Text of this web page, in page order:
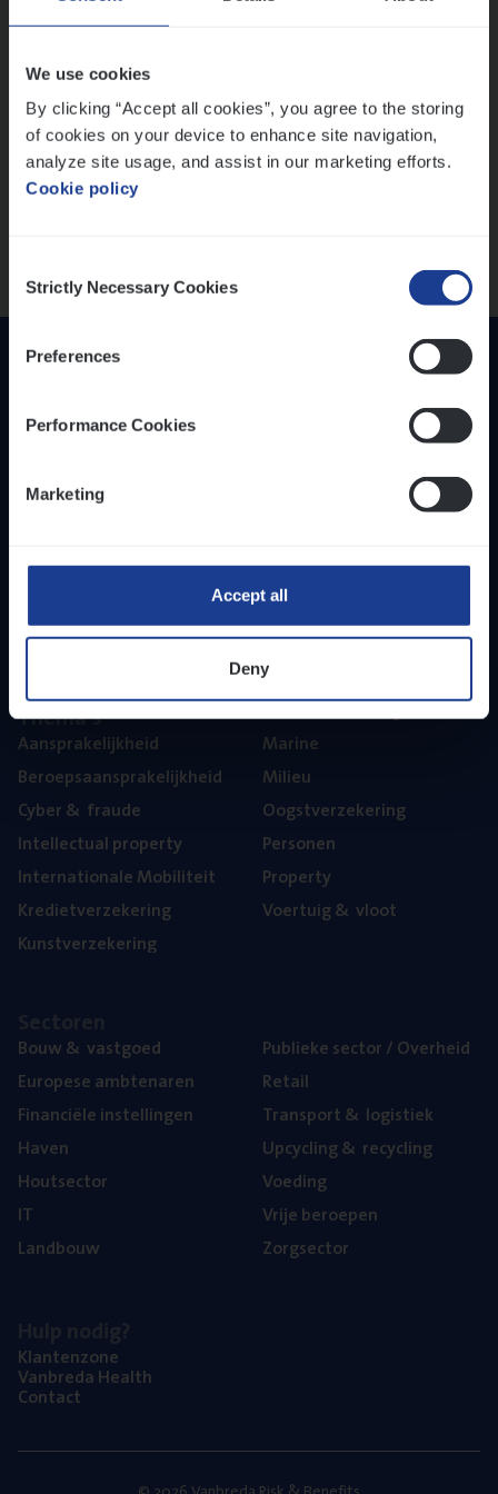
We use cookies
By clicking “Accept all cookies”, you agree to the storing
of cookies on your device to enhance site navigation,
analyze site usage, and assist in our marketing efforts.
Cookie policy
Selection
Strictly Necessary Cookies
Preferences
Performance Cookies
Marketing
Accept all
Deny
Sales Management
Loca­tie
Provincie Antwerpen
Lees onze verhalen
Meer dan collega’s: hoe Julie en Aurélie elkaar
versterken
Mathias houdt van diepgaande dossiers én droge
humor
Duur­zaam­heid
Diver­si­teit, gelijk­waar­dig­heid en inclusie
Part­ner­ships
The­ma’s
Aan­spra­ke­lijk­heid
Beroeps­aan­spra­ke­lijk­heid
Cyber& fraude
Intel­lec­tu­al property
Inter­na­ti­o­na­le Mobiliteit
Kre­diet­ver­ze­ke­ring
Kunst­ver­ze­ke­ring
Mari­ne
Mili­eu
Oogst­ver­ze­ke­ring
Per­so­nen
Pro­per­ty
Voer­tuig& vloot
Bouw& vastgoed
Euro­pe­se ambtenaren
Finan­ci­ë­le instellingen
Haven
Hout­sec­tor
IT
Land­bouw
Publie­ke sec­tor / Overheid
Retail
Trans­port& logistiek
Upcy­cling& recycling
Voe­ding
Vrije beroe­pen
Zorg­sec­tor
Klan­ten­zo­ne
Van­b­re­da Health
Con­tact